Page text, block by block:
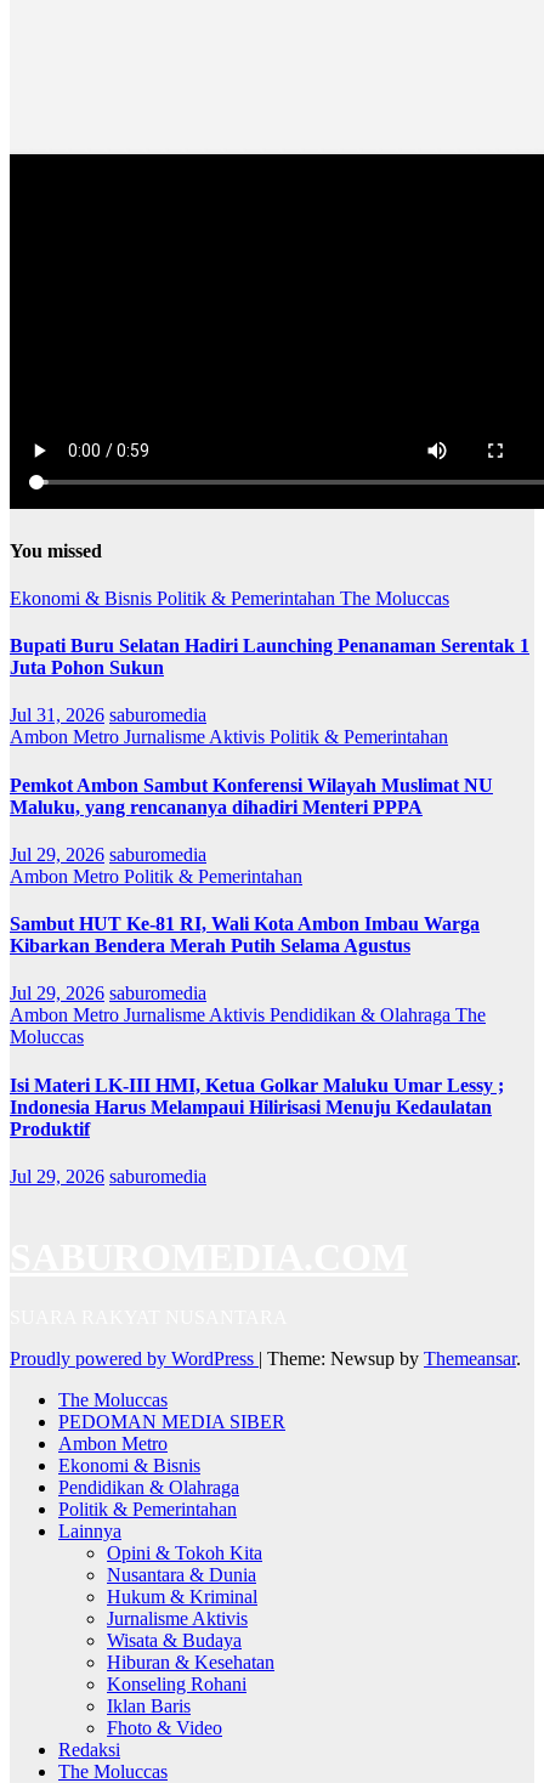
You missed
Ekonomi & Bisnis Politik & Pemerintahan The Moluccas
Bupati Buru Selatan Hadiri Launching Penanaman Serentak 1
Juta Pohon Sukun
Jul 31, 2026 saburomedia
Ambon Metro Jurnalisme Aktivis Politik & Pemerintahan
Pemkot Ambon Sambut Konferensi Wilayah Muslimat NU
Maluku, yang rencananya dihadiri Menteri PPPA
Jul 29, 2026 saburomedia
Ambon Metro Politik & Pemerintahan
Sambut HUT Ke-81 RI, Wali Kota Ambon Imbau Warga
Kibarkan Bendera Merah Putih Selama Agustus
Jul 29, 2026 saburomedia
Ambon Metro Jurnalisme Aktivis Pendidikan & Olahraga The
Moluccas
Isi Materi LK-III HMI, Ketua Golkar Maluku Umar Lessy ;
Indonesia Harus Melampaui Hilirisasi Menuju Kedaulatan
Produktif
Jul 29, 2026 saburomedia
Proudly powered by WordPress | Theme: Newsup by Themeansar.
The Moluccas
PEDOMAN MEDIA SIBER
Ambon Metro
Ekonomi & Bisnis
Pendidikan & Olahraga
Politik & Pemerintahan
Lainnya
Opini & Tokoh Kita
Nusantara & Dunia
Hukum & Kriminal
Jurnalisme Aktivis
Wisata & Budaya
Hiburan & Kesehatan
Konseling Rohani
Iklan Baris
Fhoto & Video
Redaksi
The Moluccas